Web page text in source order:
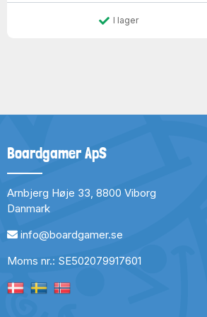
I lager
Boardgamer ApS
Arnbjerg Høje 33, 8800 Viborg
Danmark
info@boardgamer.se
Moms nr.: SE502079917601